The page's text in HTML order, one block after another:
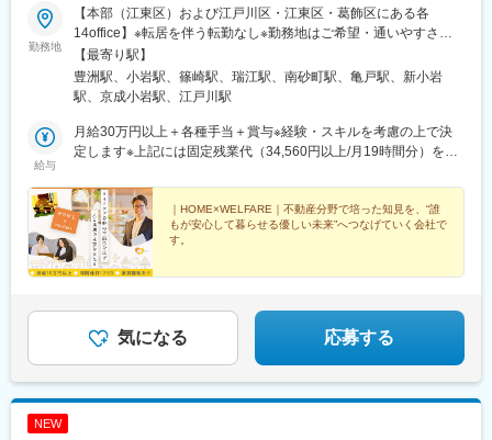
勤務地
【本部（江東区）および江戸川区・江東区・葛飾区にある各
14office】※転居を伴う転勤なし※勤務地はご希望・通いやすさを
考慮の上で決定します＼現在の目標は「2029年中に30拠点」／
2026年7月に1６、17、18棟目となるofficeのOPENを控え、2026
年中に19、20棟目、2027年中に21、22、23棟目、そして2029年
強化しながら規模拡大を目指していく予定です。■本部/東京都江
東区枝川1-15-9＜アクセス＞・東京メトロ有楽町線「豊洲駅」よ
篠崎/北小岩/西小岩/南小岩/西小岩＼江戸川区エリアの魅力／都心
でありながら川・海・公園など自然を感じられるエリアです。
【江東区】・東砂/亀戸＼江東区エリアの魅力／下町情緒と湾岸エ
リアの開放感が共存するエリアです。【葛飾区】・新小岩＼葛飾
区エリアの魅力／柴又や亀有など親しみやすい街並みが広がり、
【最寄り駅】
豊洲駅、小岩駅、篠崎駅、瑞江駅、南砂町駅、亀戸駅、新小岩
駅、京成小岩駅、江戸川駅
給与
月給30万円以上＋各種手当＋賞与※経験・スキルを考慮の上で決
定します※上記には固定残業代（34,560円以上/月19時間分）を含
＼資格取得＆キャリアアップサポートあり／ライフケアのお仕事
は、AIでは替えがきかないことから今非常に注目されている分野
です。希望に応じて「サービス管理責任者」「相談支援専門員研
修」「移動支援従事者」「ケアマネージャー」などの資格取得支
援も行っており、より安定性を担保しながら将来に向けてキャリ
｜HOME×WELFARE｜不動産分野で培った知見を、“誰
もが安心して暮らせる優しい未来”へつなげていく会社で
す。
気になる 応募する
NEW